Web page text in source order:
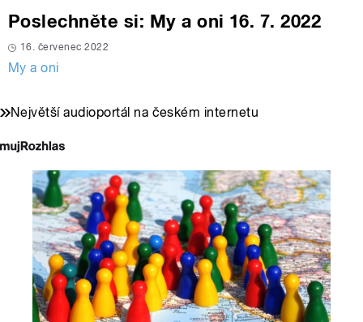
Poslechněte si: My a oni 16. 7. 2022
16. červenec 2022
My a oni
Největší audioportál na českém internetu